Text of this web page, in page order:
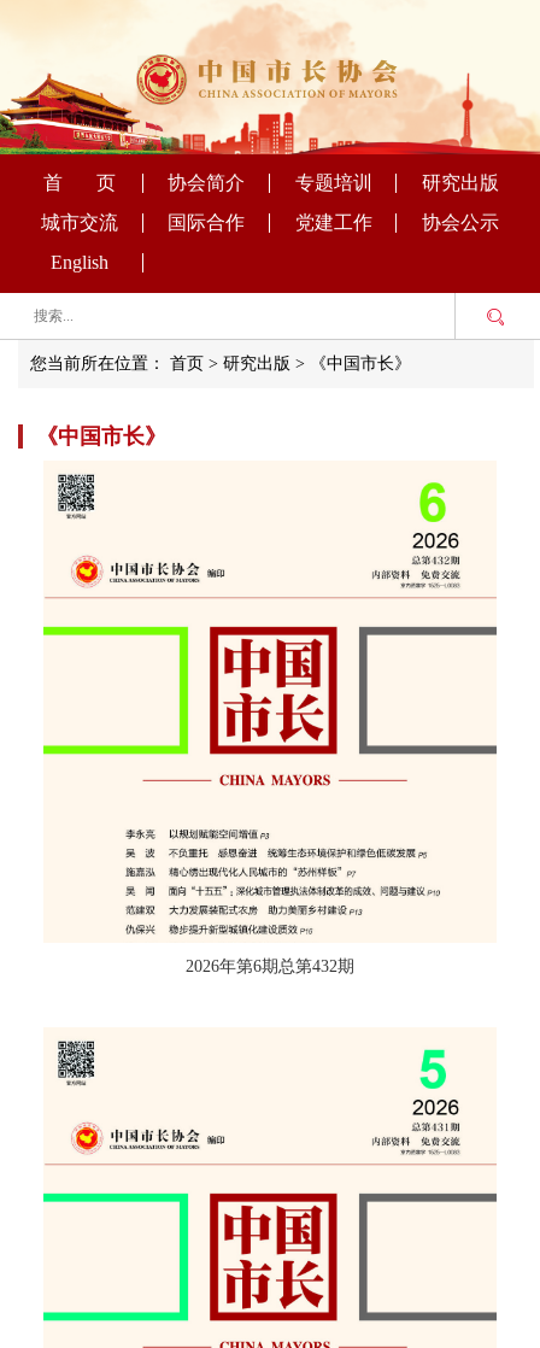
首 页 协会简介 专题培训
研究出版
城市交流
国际合作 党建工作
协会公示
English
您当前所在位置： 首页 > 研究出版 > 《中国市长》
《中国市长》
2026年第6期总第432期